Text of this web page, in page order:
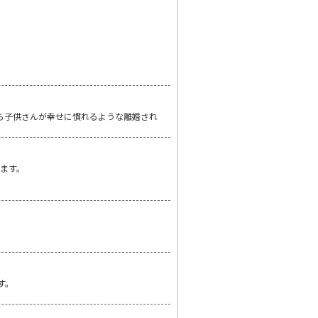
供さんが幸せに慣れるような離婚され
す。